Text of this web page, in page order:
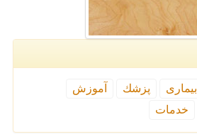
بیماری پزشك
آموزش
خدمات